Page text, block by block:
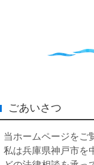
ごあいさつ
当ホームページをご
私は兵庫県神戸市を